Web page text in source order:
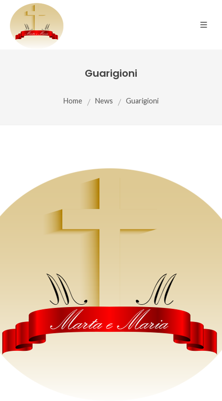
Guarigioni
Home / News / Guarigioni